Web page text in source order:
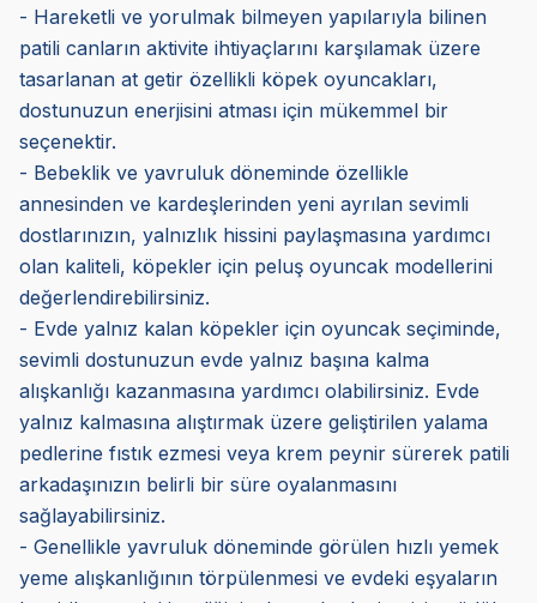
- Hareketli ve yorulmak bilmeyen yapılarıyla bilinen
patili canların aktivite ihtiyaçlarını karşılamak üzere
tasarlanan at getir özellikli köpek oyuncakları,
dostunuzun enerjisini atması için mükemmel bir
seçenektir.
- Bebeklik ve yavruluk döneminde özellikle
annesinden ve kardeşlerinden yeni ayrılan sevimli
dostlarınızın, yalnızlık hissini paylaşmasına yardımcı
olan kaliteli, köpekler için peluş oyuncak modellerini
değerlendirebilirsiniz.
- Evde yalnız kalan köpekler için oyuncak seçiminde,
sevimli dostunuzun evde yalnız başına kalma
alışkanlığı kazanmasına yardımcı olabilirsiniz. Evde
yalnız kalmasına alıştırmak üzere geliştirilen yalama
pedlerine fıstık ezmesi veya krem peynir sürerek patili
arkadaşınızın belirli bir süre oyalanmasını
sağlayabilirsiniz.
- Genellikle yavruluk döneminde görülen hızlı yemek
yeme alışkanlığının törpülenmesi ve evdeki eşyaların